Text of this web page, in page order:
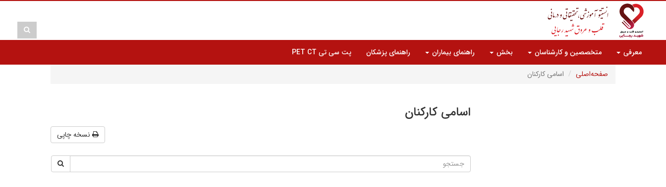
معرفی متخصصین و کارشناسان بخش راهنمای بیماران راهنمای پزشکان
پت سی تی PET CT
صفحه‌اصلی
اسامی کارکنان
اسامی کارکنان
نسخه چاپی